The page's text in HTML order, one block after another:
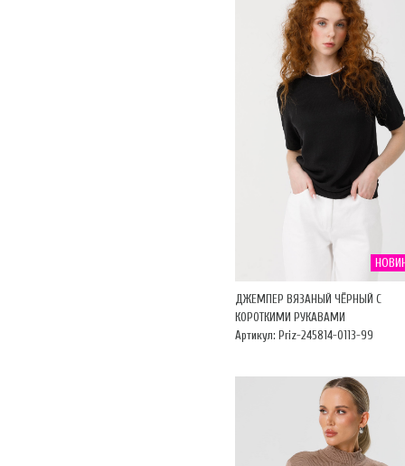
ДЖЕМПЕР ВЯЗАНЫЙ ЧЁРНЫЙ С
КОРОТКИМИ РУКАВАМИ
Артикул: Priz-245814-0113-99